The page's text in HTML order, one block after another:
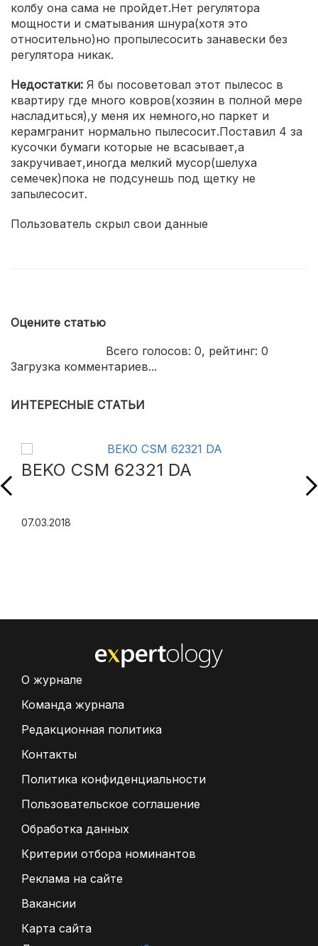
колбу она сама не пройдет.Нет регулятора
мощности и сматывания шнура(хотя это
относительно)но пропылесосить занавески без
регулятора никак.
Недостатки: Я бы посоветовал этот пылесос в
квартиру где много ковров(хозяин в полной мере
насладиться),у меня их немного,но паркет и
керамгранит нормально пылесосит.Поставил 4 за
кусочки бумаги которые не всасывает,а
закручивает,иногда мелкий мусор(шелуха
семечек)пока не подсунешь под щетку не
запылесосит.
Пользователь скрыл свои данные
Оцените статью
Всего голосов: 0, рейтинг: 0
Загрузка комментариев...
ИНТЕРЕСНЫЕ СТАТЬИ
BEKO CSM 62321 DA
07.03.2018
О журнале
Команда журнала
Редакционная политика
Контакты
Политика конфиденциальности
Пользовательское соглашение
Обработка данных
Критерии отбора номинантов
Реклама на сайте
Вакансии
Карта сайта